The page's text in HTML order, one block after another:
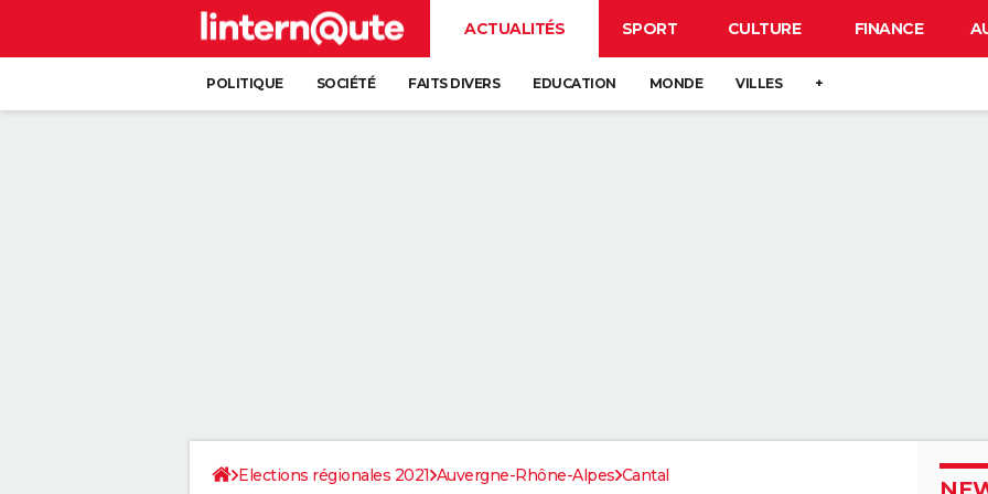
ACTUALITÉS SPORT CULTURE FINANCE
POLITIQUE SOCIÉTÉ FAITS DIVERS EDUCATION MONDE VILLES +
Elections régionales 2021 Auvergne-Rhône-Alpes Cantal